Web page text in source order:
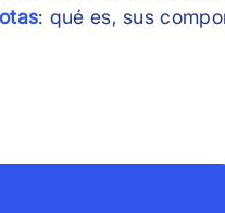
: qué es, sus